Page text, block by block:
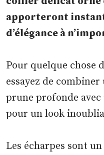
apporteront
d’élégance à
Pour quelque chose
essayez de
prune profonde
pour un look
Les écharpes sont